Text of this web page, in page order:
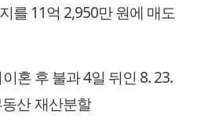
를 11억 2,950만 원에 매도
혼 후 불과 4일 뒤인 8. 23.
산 재산분할